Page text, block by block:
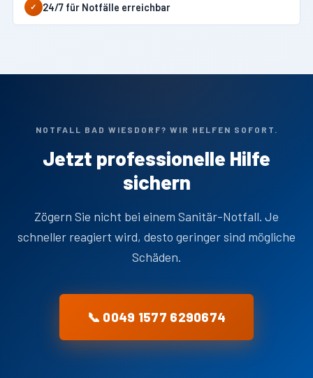
✓ 24/7 für Notfälle erreichbar
NOTFALL BAD WIESDORF? WIR HELFEN SOFORT.
Jetzt professionelle Hilfe
sichern
Zögern Sie nicht bei einem Sanitär-Notfall. Je
schneller reagiert wird, desto geringer sind mögliche
Schäden.
📞 0049 1577 6290674